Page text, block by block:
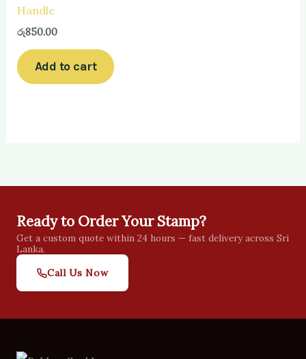
Handle
රු850.00
Add to cart
Ready to Order Your Stamp?
Get a custom quote within 24 hours — fast delivery across Sri
Lanka.
Call Us Now